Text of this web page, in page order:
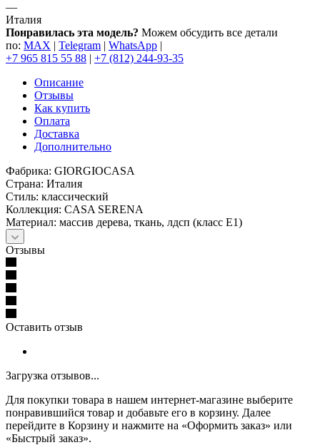
—
Италия
Понравилась эта модель? Можем обсудить все детали
по: MAX | Telegram | WhatsApp |
+7 965 815 55 88 | +7 (812) 244-93-35
Описание
Отзывы
Как купить
Оплата
Доставка
Дополнительно
Фабрика: GIORGIOCASA
Страна: Италия
Стиль: классический
Коллекция: CASA SERENA
Материал: массив дерева, ткань, лдсп (класс Е1)
Отзывы
Оставить отзыв
Загрузка отзывов...
Для покупки товара в нашем интернет-магазине выберите
понравившийся товар и добавьте его в корзину. Далее
перейдите в Корзину и нажмите на «Оформить заказ» или
«Быстрый заказ».